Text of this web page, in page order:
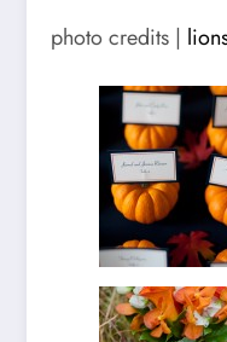
photo credits |